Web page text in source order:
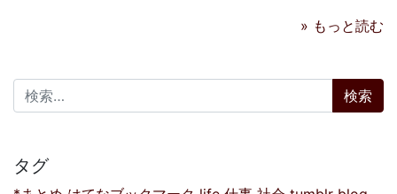
» もっと読む
検索:
タグ